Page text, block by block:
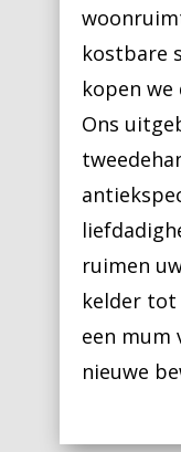
kostbare
kopen we
Ons
ruimen
kelder tot
een mum
nieuwe